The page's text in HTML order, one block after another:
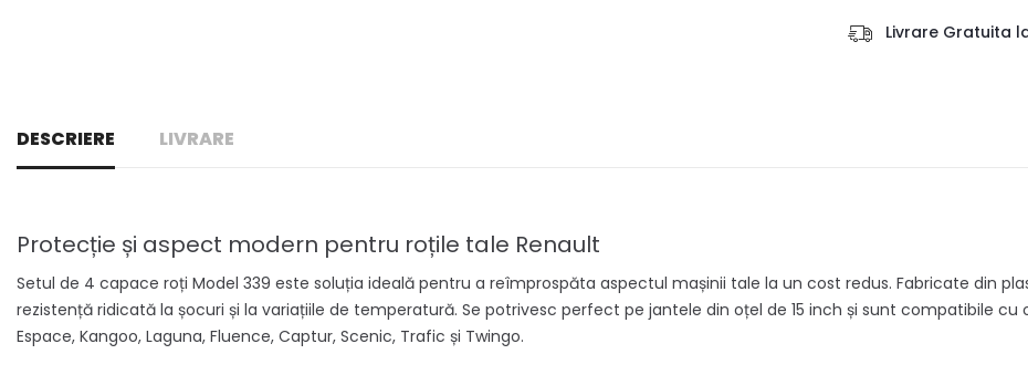
Livrare Gratuita
DESCRIERE LIVRARE
Protecție și aspect modern pentru roțile tale Renault
Setul de 4 capace roți Model 339 este soluția ideală pentru a reîmprospăta aspectul mașinii tale la un cost redus. Fabricate din
rezistență ridicată la șocuri și la variațiile de temperatură. Se potrivesc perfect pe jantele din oțel de 15 inch și sunt compatibile cu
Espace, Kangoo, Laguna, Fluence, Captur, Scenic, Trafic și Twingo.